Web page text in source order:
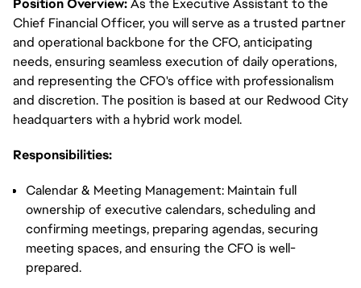
Position Overview:As the Executive Assistant to the
Chief Financial Officer, you will serve as a trusted partner
and operational backbone for the CFO, anticipating
needs, ensuring seamless execution of daily operations,
and representing the CFO's office with professionalism
and discretion. The position is based at our Redwood City
headquarters with a hybrid work model.
Responsibilities:
Calendar & Meeting Management: Maintain full
ownership of executive calendars, scheduling and
confirming meetings, preparing agendas, securing
meeting spaces, and ensuring the CFO is well-
prepared.